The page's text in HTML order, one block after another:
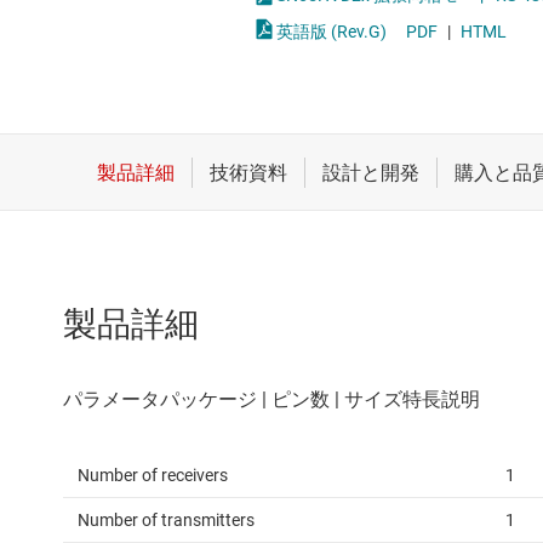
クロックとタイミング
ダイ / ウェハー サービス
LVDS、M-
RS-485 と
英語版 (Rev.G)
PDF | HTML
製品詳細
Number of receivers 1
Number of transmitters 1